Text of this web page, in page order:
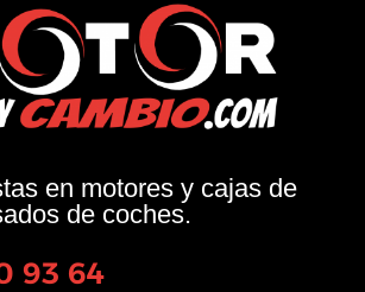
en motores y cajas de
de coches.
93 64